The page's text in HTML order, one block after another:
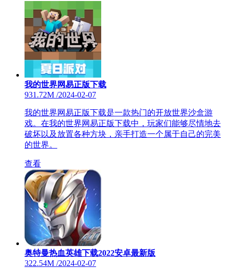
我的世界网易正版下载
931.72M /2024-02-07
我的世界网易正版下载是一款热门的开放世界沙盒游
戏。在我的世界网易正版下载中，玩家们能够尽情地去
破坏以及放置各种方块，亲手打造一个属于自己的完美
的世界。
查看
奥特曼热血英雄下载2022安卓最新版
322.54M /2024-02-07